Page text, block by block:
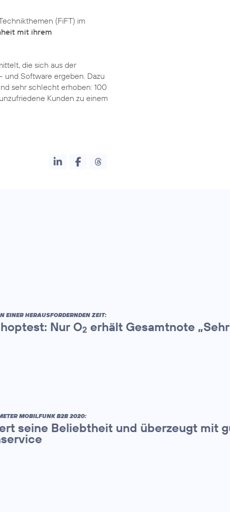
(FiFT) im
mit ihrem
die sich aus der
und Software ergeben. Dazu
sehr schlecht erhoben: 100
Kunden zu einem
EINER HERAUSFORDERNDEN ZEIT:
Nur O2 erhält Gesamtnote
MOBILFUNK B2B 2020:
seine Beliebtheit und überzeugt mit